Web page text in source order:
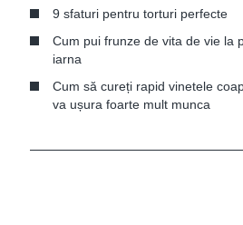
9 sfaturi pentru torturi perfecte
Cum pui frunze de vita de vie la
iarna
Cum să cureți rapid vinetele
va ușura foarte mult munca